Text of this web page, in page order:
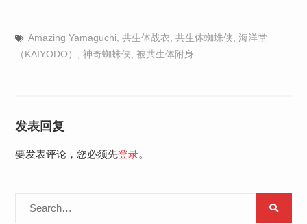
Amazing Yamaguchi 共生体战衣 共生体蜘蛛侠 海洋堂
（KAIYODO）
神奇蜘蛛侠 被共生体附身
发表回复
要发表评论，您必须先登录。